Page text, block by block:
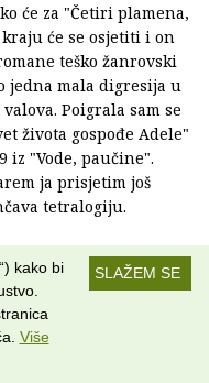
će za "Četiri plamena,
će se osjetiti i on
teško žanrovski
jedna mala digresija u
Poigrala sam se
života gospođe Adele"
iz "Vode, paučine".
ja prisjetim još
tetralogiju.
povijesti i mita,
plamena, led". Je li
između svih tih
posao. U održavanju
SLAŽEM SE
kako bi
Više